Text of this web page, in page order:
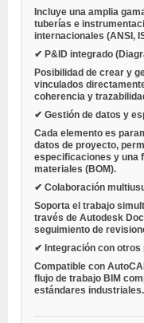
Incluye una amplia
tuberías e
internacionales (ANSI,
✔ P&ID integrado
Posibilidad de crear y
vinculados
coherencia y
✔ Gestión de datos y
Cada elemento es
datos de proyecto,
especificaciones y una
materiales (BOM).
✔ Colaboración
Soporta el trabajo
través de Autodesk
seguimiento de
✔ Integración con
Compatible con
flujo de trabajo BIM
estándares industriales.